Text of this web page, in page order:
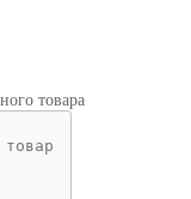
товара